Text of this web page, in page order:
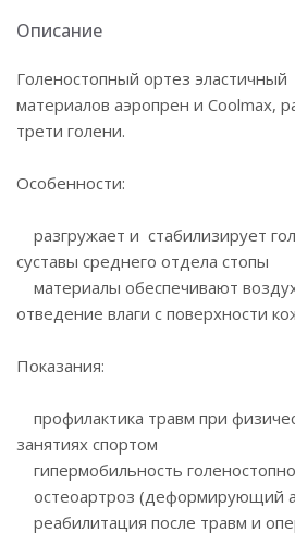
Описание
Голеностопный ортез эластичный
материалов аэропрен и Coolmax,
трети голени.
Особенности:
разгружает и стабилизирует
суставы среднего отдела стопы
материалы обеспечивают
отведение влаги с поверхности
Показания:
профилактика травм при
занятиях спортом
гипермобильность
остеоартроз (деформирующий
реабилитация после травм и